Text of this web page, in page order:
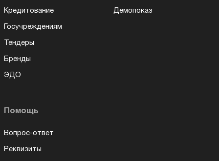
Кредитование
Госучреждениям
Тендеры
Бренды
ЭДО
Демопоказ
Помощь
Вопрос-ответ
Реквизиты